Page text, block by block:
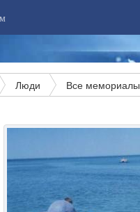
Люди Все мемориалы